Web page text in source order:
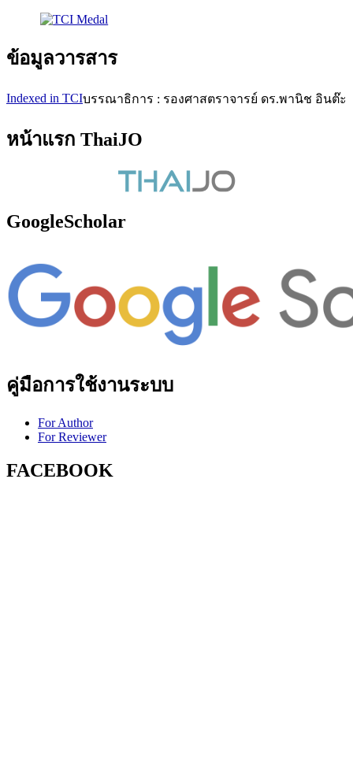
ข้อมูลวารสาร
Indexed in TCIบรรณาธิการ : รองศาสตราจารย์ ดร.พานิช อินต๊ะ
หน้าแรก ThaiJO
GoogleScholar
คู่มือการใช้งานระบบ
For Author
For Reviewer
FACEBOOK